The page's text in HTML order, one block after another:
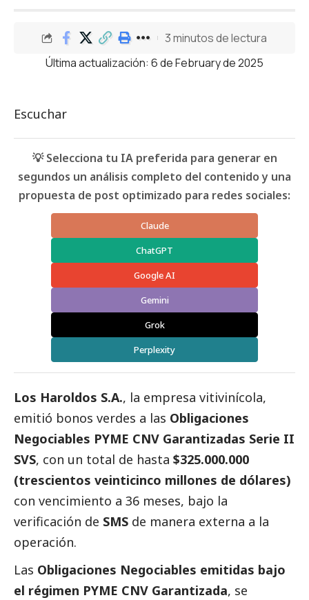
Última actualización: 6 de February de 2025
3 minutos de lectura
Escuchar
💡 Selecciona tu IA preferida para generar en
segundos un análisis completo del contenido y una
propuesta de post optimizado para redes sociales:
Claude
ChatGPT
Google AI
Gemini
Grok
Perplexity
Los Haroldos S.A., la empresa vitivinícola,
emitió bonos verdes a las Obligaciones
Negociables PYME CNV Garantizadas Serie II
SVS, con un total de hasta $325.000.000
(trescientos veinticinco millones de dólares)
con vencimiento a 36 meses, bajo la
verificación de SMS de manera externa a la
operación.
Las Obligaciones Negociables emitidas bajo
el régimen PYME CNV Garantizada, se